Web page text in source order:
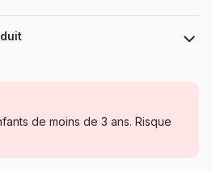
Puzzles - Disney
de moins de 3 ans. Risque